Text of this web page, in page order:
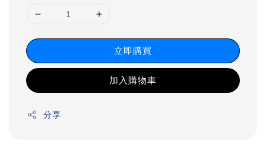
立即購買
加入購物車
分享